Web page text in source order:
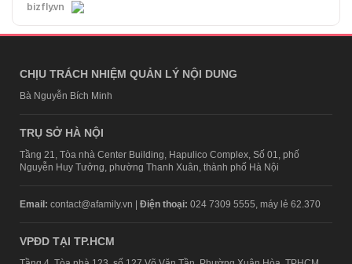
bizfly.vn
CHỊU TRÁCH NHIỆM QUẢN LÝ NỘI DUNG
Bà Nguyễn Bích Minh
TRỤ SỞ HÀ NỘI
Tầng 21, Tòa nhà Center Building, Hapulico Complex, Số 01, phố
Nguyễn Huy Tưởng, phường Thanh Xuân, thành phố Hà Nội
Email: contact@afamily.vn | Điện thoại: 024 7309 5555, máy lẻ 62.370
VPĐD TẠI TP.HCM